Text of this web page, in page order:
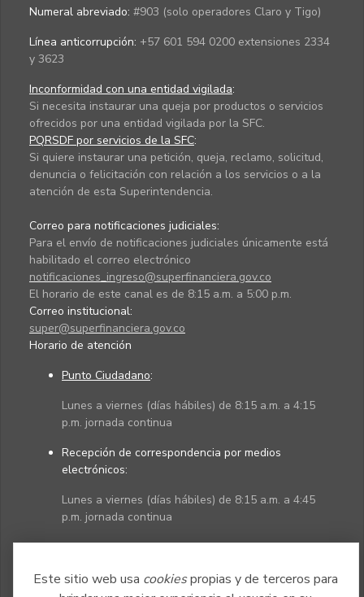
Este sitio web usa cookiespropias y de terceros para
Numeral abreviado: #903 (solo operadores Claro y Tigo)
Línea anticorrupción: +57 601 594 0200 extensiones 2334
y 3623
Inconformidad con una entidad vigilada:
Si necesita instaurar una queja por productos o servicios
ofrecidos por una entidad vigilada por la SFC.
PQRSDF por servicios de la SFC:
Si quiere instaurar una petición, queja, reclamo, solicitud,
denuncia o felicitación con relación a los servicios o a la
atención de esta Superintendencia.
Correo para notificaciones judiciales:
Para el envío de notificaciones judiciales únicamente está
habilitado el correo electrónico
notificaciones_ingreso@superfinanciera.gov.co
El horario de este canal es de 8:15 a.m. a 5:00 p.m.
Correo institucional:
super@superfinanciera.gov.co
Horario de atención
Punto Ciudadano:
Lunes a viernes (días hábiles) de 8:15 a.m. a 4:15
p.m. jornada continua
Recepción de correspondencia por medios
electrónicos:
Lunes a viernes (días hábiles) de 8:15 a.m. a 4:45
p.m. jornada continua